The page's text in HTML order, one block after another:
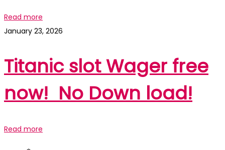
Read more
January 23, 2026
Titanic slot Wager free
now! ️️️ No Down load!
Read more